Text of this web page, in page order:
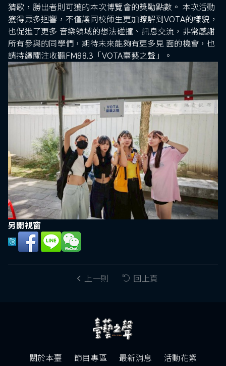
猜歌，勝出者則可獲的本次博覽會的獎勵點數。 本次活動
獲得眾多迴響，不僅讓同校師生更加瞭解到VOTA的樣貌，
也促進了更多 音樂領域的想法碰撞、訊息交流，非常感謝
所有參與的同學們，期待未來能夠有更多見 面的機會，也
請持續關注收聽FM88.3「VOTA臺藝之聲」。
另開視窗
上一則 回上頁
關於本臺 節目專區 最新消息 活動花絮